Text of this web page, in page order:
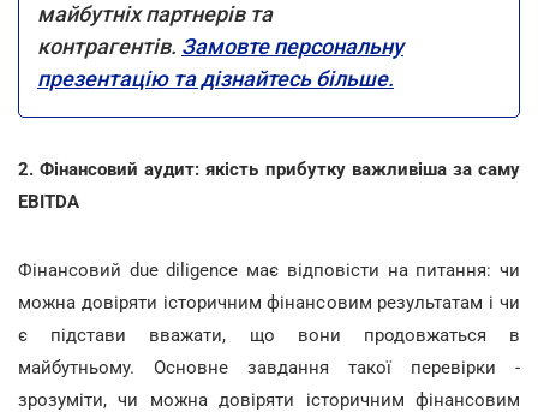
майбутніх партнерів та
контрагентів. Замовте персональну
презентацію та дізнайтесь більше.
2. Фінансовий аудит: якість прибутку важливіша за саму
EBITDA
Фінансовий due diligence має відповісти на питання: чи
можна довіряти історичним фінансовим результатам і чи
є підстави вважати, що вони продовжаться в
майбутньому. Основне завдання такої перевірки -
зрозуміти, чи можна довіряти історичним фінансовим